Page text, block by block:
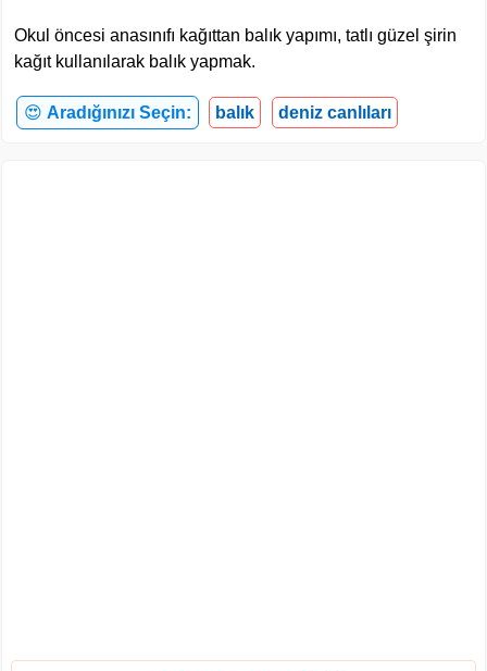
Okul öncesi anasınıfı kağıttan balık yapımı, tatlı güzel şirin
kağıt kullanılarak balık yapmak.
😍 Aradığınızı Seçin: balık deniz canlıları